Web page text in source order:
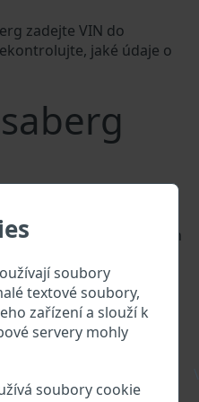
soubory
textové soubory,
zařízení a slouží k
servery mohly
soubory cookie
zadejte VIN do
jaké údaje o
každému vozidlu
Vehicle Identification
znaků a čísel o celkové
základní
průmyslu
Husaberg